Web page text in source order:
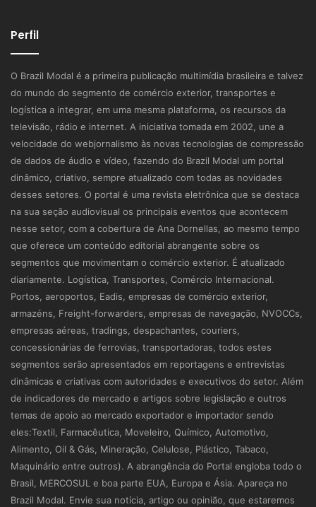
Perfil
O Brazil Modal é a primeira publicação multimídia brasileira e talvez
do mundo do segmento de comércio exterior, transportes e
logística a integrar, em uma mesma plataforma, os recursos da
televisão, rádio e internet. A iniciativa tomada em 2002, une a
velocidade do webjornalismo às novas tecnologias de compressão
de dados de áudio e vídeo, fazendo do Brazil Modal um portal
dinâmico, criativo, sempre atualizado com todas as novidades
desses setores. O portal é uma revista eletrônica que se destaca
na sua seção audiovisual os principais eventos que acontecem
nesse setor, com a cobertura de Ana Dornellas, ao mesmo tempo
que oferece um conteúdo editorial abrangente sobre os
segmentos que movimentam o comércio exterior. É atualizado
diariamente. Logística, Transportes, Comércio Internacional.
Portos, aeroportos, Eadis, empresas de comércio exterior,
armazéns, Freight-forwarders, empresas de navegação, NVOCCs,
empresas aéreas, tradings, despachantes, couriers,
concessionárias de ferrovias, transportadoras, todos estes
segmentos serão apresentados em reportagens e entrevistas
dinâmicas e criativas com autoridades e executivos do setor. Além
de indicadores de mercado e artigos sobre legislação e outros
temas de apoio ao mercado exportador e importador sendo
eles:Textil, Farmacêutica, Moveleiro, Químico, Automotivo,
Alimento, Oil & Gás, Mineração, Celulose, Plástico, Tabaco,
Maquinário entre outros). A abrangência do Portal engloba todo o
Brasil, MERCOSUL e boa parte EUA, Europa e Ásia. Apareça no
Brazil Modal. Envie sua notícia, artigo ou opinião, que estaremos